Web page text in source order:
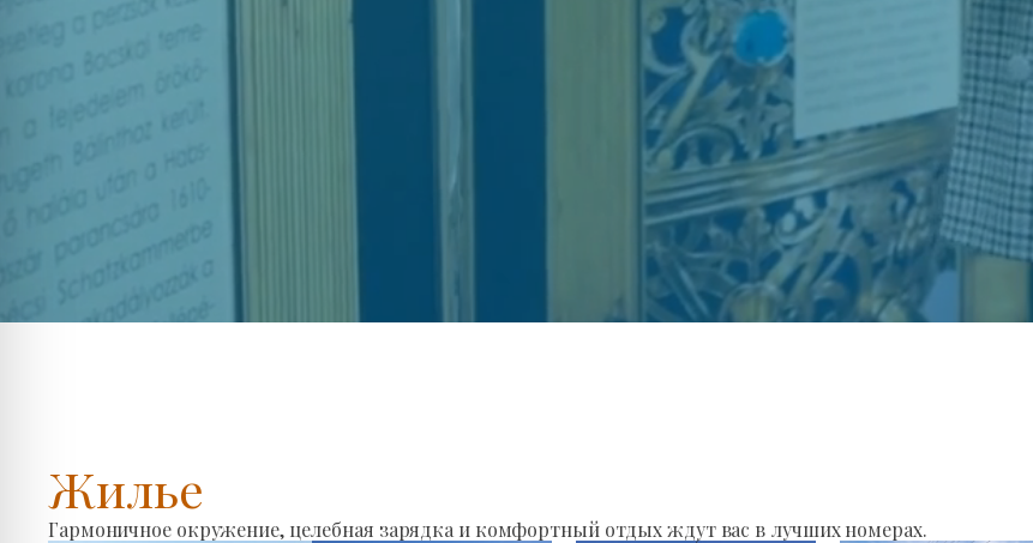
Жилье
Гармоничное окружение, целебная зарядка и комфортный отдых ждут вас в лучших номерах.